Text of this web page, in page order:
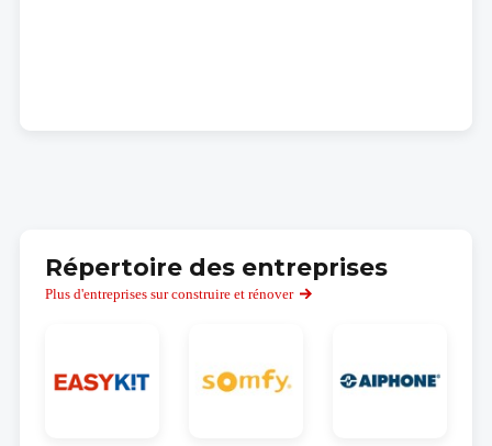
Répertoire des entreprises
Plus d'entreprises sur construire et rénover